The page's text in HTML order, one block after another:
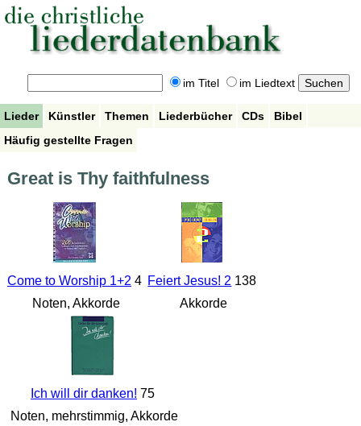
im Titel im Liedtext
Lieder Künstler Themen Liederbücher CDs
Bibel
Häufig gestellte Fragen
Great is Thy faithfulness
Come to Worship 1+2 4
Noten, Akkorde
Feiert Jesus! 2 138
Akkorde
Ich will dir danken! 75
Noten, mehrstimmig, Akkorde